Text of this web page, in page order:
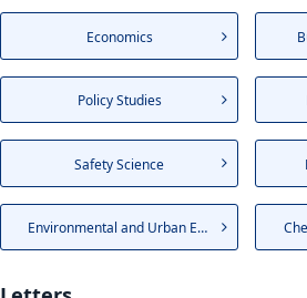
Economics
Policy Studies
Safety Science
Environmental and Urban Eng...